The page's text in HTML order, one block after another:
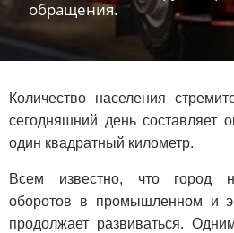
обращения.
Количество населения
сегодняшний день составляет
один квадратный километр.
Всем известно, что город
оборотов в промышленном и
продолжает развиваться.